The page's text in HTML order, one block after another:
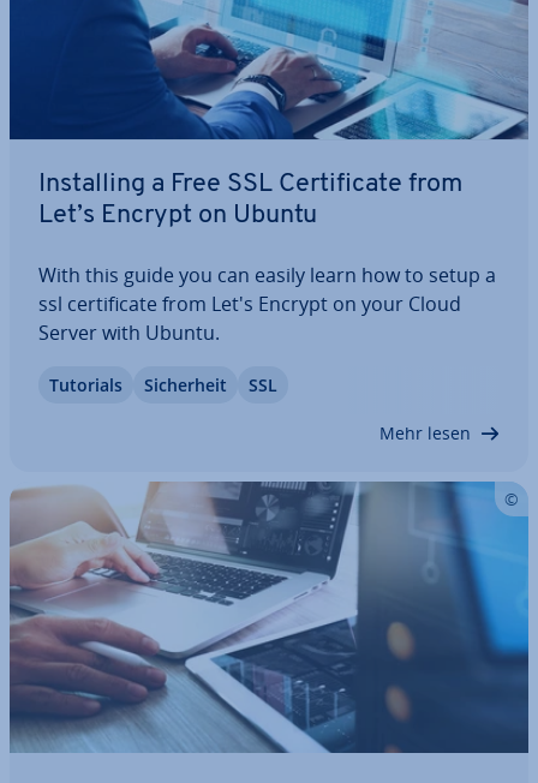
In­stal­ling a Free SSL Cer­ti­fi­ca­te from
Let’s Encrypt on Ubuntu
With this guide you can easily learn how to setup a
ssl cer­ti­fi­ca­te from Let's Encrypt on your Cloud
Server with Ubuntu.
Tutorials Si­cher­heit SSL
Mehr lesen